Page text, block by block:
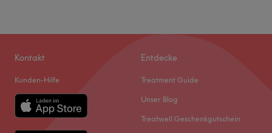
Kontakt
Kunden-Hilfe
Entdecke
Treatment Guide
Unser Blog
Treatwell Geschenkgutschein